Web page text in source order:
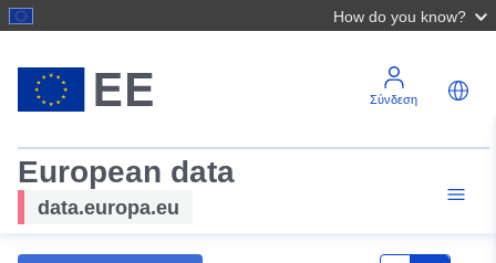
How do you know?
Σύνδεση
European data
data.europa.eu